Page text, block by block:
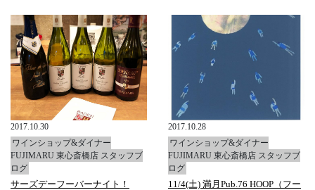
2017.10.30
ワインショップ&ダイナー
FUJIMARU 東心斎橋店 スタッフブ
ログ
サーズデーフーバーナイト！
2017.10.28
ワインショップ&ダイナー
FUJIMARU 東心斎橋店 スタッフブ
ログ
11/4(土) 満月Pub.76 HOOP（フー